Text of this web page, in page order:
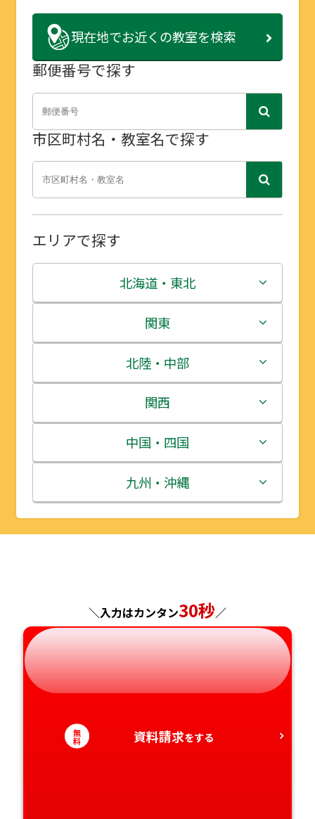
現在地でお近くの教室を検索
郵便番号で探す
市区町村名・教室名で探す
エリアで探す
北海道・東北
北海道
青森県
岩手県
宮城県
秋田県
山形県
関東
茨城県
栃木県
群馬県
埼玉県
千葉県
北陸・中部
新潟県
富山県
石川県
福井県
静岡県
関西
三重県
滋賀県
京都府
和歌山県
中国・四国
鳥取県
島根県
徳島県
九州・沖縄
福岡県
大分県
＼入力はカンタン30秒／
無
料 資料請求をする